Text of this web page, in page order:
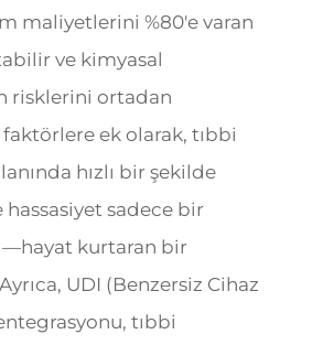
maliyetlerini %80'e varan
ve kimyasal
risklerini ortadan
ek olarak, tıbbi
hızlı bir şekilde
sadece bir
kurtaran bir
UDI (Benzersiz Cihaz
tıbbi